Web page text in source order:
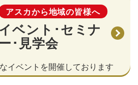
アスカから地域の皆様へ
ベント･セミナ
ー･見学会
イベントを開催しております